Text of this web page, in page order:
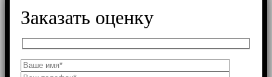
Заказать оценку